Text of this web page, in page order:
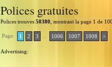
Polices gratuites
Polices trouves 50380 , montrant la page 1 de
Page: 1 2 3 1006 1007 1008 >
Advertising: